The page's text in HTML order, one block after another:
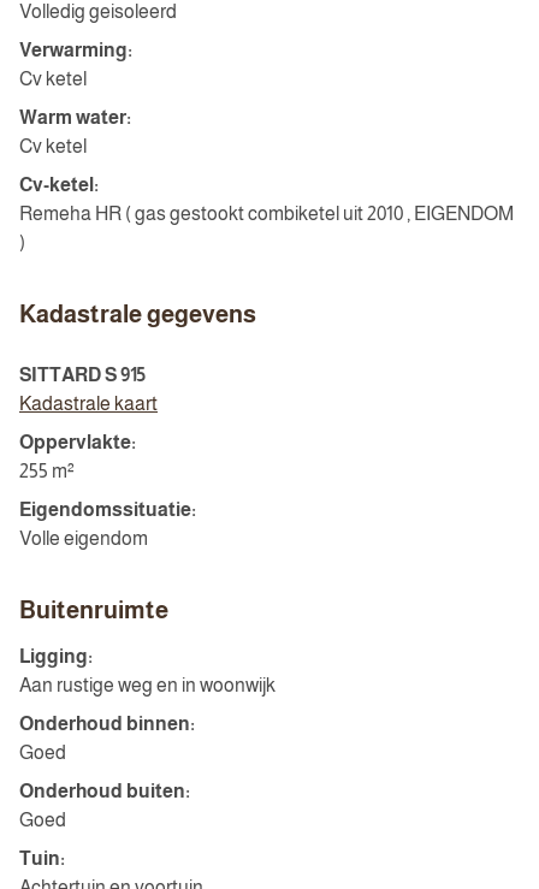
Volledig geisoleerd
Verwarming:
Cv ketel
Warm water:
Cv ketel
Cv-ketel:
Remeha HR ( gas gestookt combiketel uit 2010 , EIGENDOM
)
Kadastrale gegevens
SITTARD S 915
Kadastrale kaart
Oppervlakte:
255 m²
Eigendomssituatie:
Volle eigendom
Buitenruimte
Ligging:
Aan rustige weg en in woonwijk
Onderhoud binnen:
Goed
Onderhoud buiten:
Goed
Tuin: